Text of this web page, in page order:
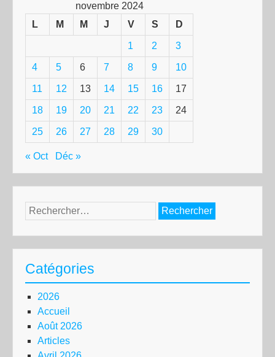
novembre 2024
L
M M J V S D
1 2 3
4 5 6 7 8 9 10
11 12 13 14 15 16 17
18 19 20 21 22 23 24
25 26 27 28 29 30
« Oct Déc »
Rechercher :
Catégories
2026
Accueil
Août 2026
Articles